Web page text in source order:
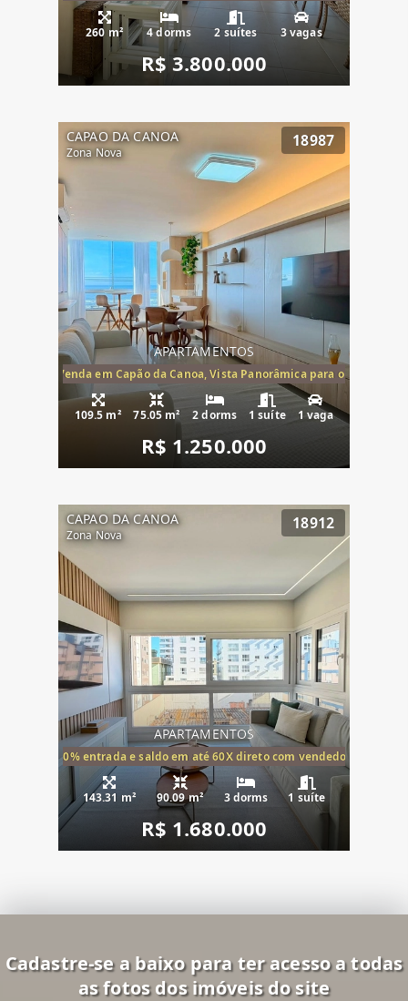
260 m² 4 dorms 2 suítes 3 vagas
R$ 3.800.000
CAPAO DA CANOA
Zona Nova
18987
APARTAMENTOS
Mar à Venda em Capão da Canoa, Vista Panorâmica para o Mar, 2
109.5 m² 75.05 m² 2 dorms 1 suíte 1 vaga
R$ 1.250.000
CAPAO DA CANOA
Zona Nova
18912
APARTAMENTOS
20% entrada e saldo em até 60X direto com vendedor
143.31 m² 90.09 m² 3 dorms 1 suíte
R$ 1.680.000
Cadastre-se a baixo para ter acesso a todas
as fotos dos imóveis do site